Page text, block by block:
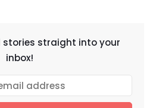
stories straight into your
inbox!